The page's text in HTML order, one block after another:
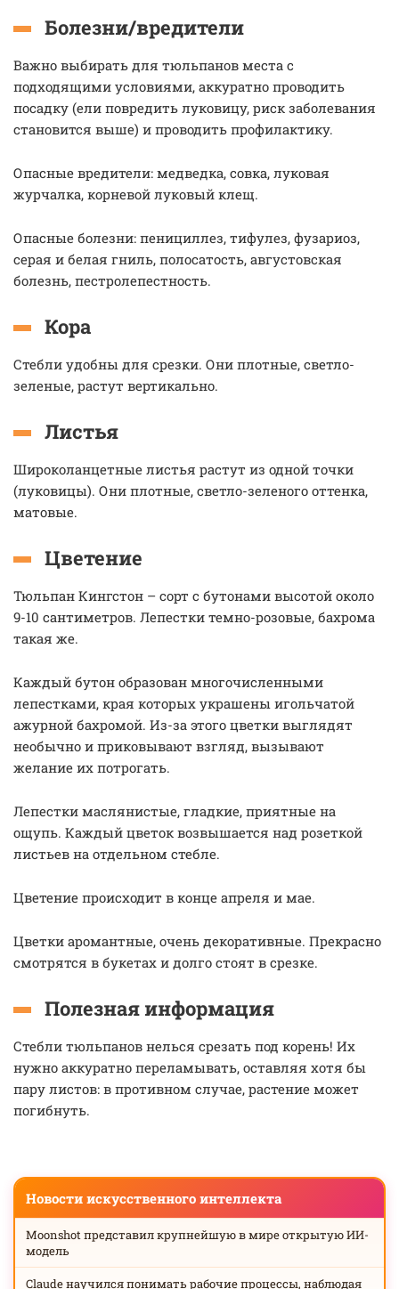
Болезни/вредители
Важно выбирать для тюльпанов места с
подходящими условиями, аккуратно проводить
посадку (ели повредить луковицу, риск заболевания
становится выше) и проводить профилактику.
Опасные вредители: медведка, совка, луковая
журчалка, корневой луковый клещ.
Опасные болезни: пенициллез, тифулез, фузариоз,
серая и белая гниль, полосатость, августовская
болезнь, пестролепестность.
Кора
Стебли удобны для срезки. Они плотные, светло-
зеленые, растут вертикально.
Листья
Широколанцетные листья растут из одной точки
(луковицы). Они плотные, светло-зеленого оттенка,
матовые.
Цветение
Тюльпан Кингстон – сорт с бутонами высотой около
9-10 сантиметров. Лепестки темно-розовые, бахрома
такая же.
Каждый бутон образован многочисленными
лепестками, края которых украшены игольчатой
ажурной бахромой. Из-за этого цветки выглядят
необычно и приковывают взгляд, вызывают
желание их потрогать.
Лепестки маслянистые, гладкие, приятные на
ощупь. Каждый цветок возвышается над розеткой
листьев на отдельном стебле.
Цветение происходит в конце апреля и мае.
Цветки аромантные, очень декоративные. Прекрасно
смотрятся в букетах и долго стоят в срезке.
Полезная информация
Стебли тюльпанов нелься срезать под корень! Их
нужно аккуратно переламывать, оставляя хотя бы
пару листов: в противном случае, растение может
погибнуть.
Новости искусственного интеллекта
Moonshot представил крупнейшую в мире открытую ИИ-
модель
Claude научился понимать рабочие процессы, наблюдая